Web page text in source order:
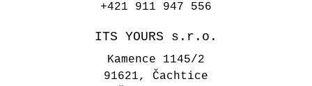
+421 911 947 556
ITS YOURS s.r.o.
Kamence 1145/2
91621, Čachtice